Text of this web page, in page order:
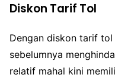
Diskon Tarif Tol
Dengan diskon tarif
sebelumnya
relatif mahal kini